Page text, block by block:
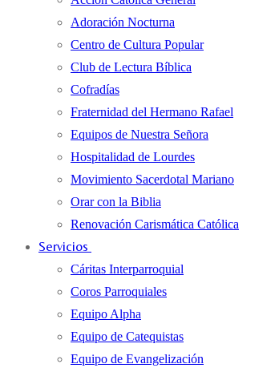
Adoración Nocturna
Centro de Cultura Popular
Club de Lectura Bíblica
Cofradías
Fraternidad del Hermano Rafael
Equipos de Nuestra Señora
Hospitalidad de Lourdes
Movimiento Sacerdotal Mariano
Orar con la Biblia
Renovación Carismática Católica
Servicios
Cáritas Interparroquial
Coros Parroquiales
Equipo Alpha
Equipo de Catequistas
Equipo de Evangelización